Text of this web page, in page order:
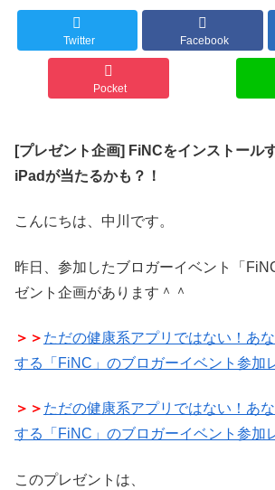
Twitter Facebook
Pocket
[プレゼント企画] FiNCをインストール
iPadが当たるかも？！
こんにちは、中川です。
昨日、参加したブロガーイベント「
ゼント企画があります＾＾
＞＞ ただの健康系アプリではない！あ
する「FiNC」のブロガーイベント参加
＞＞ ただの健康系アプリではない！あ
する「FiNC」のブロガーイベント参加
このプレゼントは、